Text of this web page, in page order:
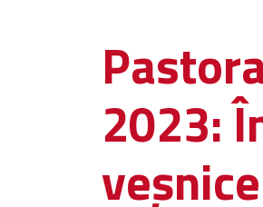
2023: